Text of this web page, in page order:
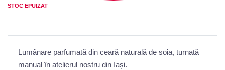
STOC EPUIZAT
Lumânare parfumată din ceară naturală de soia, turnată
manual în atelierul nostru din Iași.